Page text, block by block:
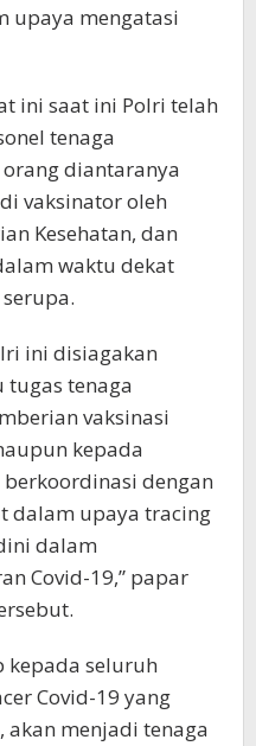
upaya mengatasi
ini saat ini Polri telah
tenaga
orang diantaranya
vaksinator oleh
Kesehatan, dan
waktu dekat
ini disiagakan
tenaga
vaksinasi
kepada
dengan
dalam upaya tracing
dalam
Covid-19,” papar
kepada seluruh
Covid-19 yang
menjadi tenaga